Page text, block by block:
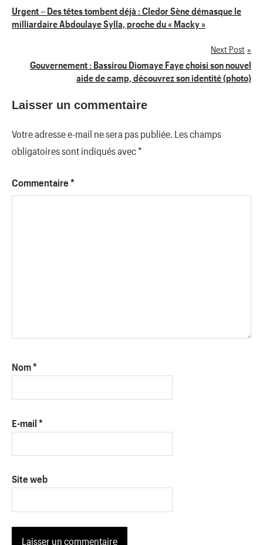
Navigation
de
Urgent – Des têtes tombent déjà : Cledor Sène démasque le
milliardaire Abdoulaye Sylla, proche du « Macky »
Next Post
Gouvernement : Bassirou Diomaye Faye choisi son nouvel
aide de camp, découvrez son identité (photo)
Laisser un commentaire
Votre adresse e-mail ne sera pas publiée. Les champs
obligatoires sont indiqués avec*
Commentaire *
Nom*
E-mail *
Site web